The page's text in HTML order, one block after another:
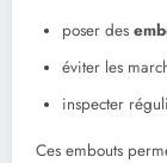
poser des
éviter les
inspecter
Ces embouts